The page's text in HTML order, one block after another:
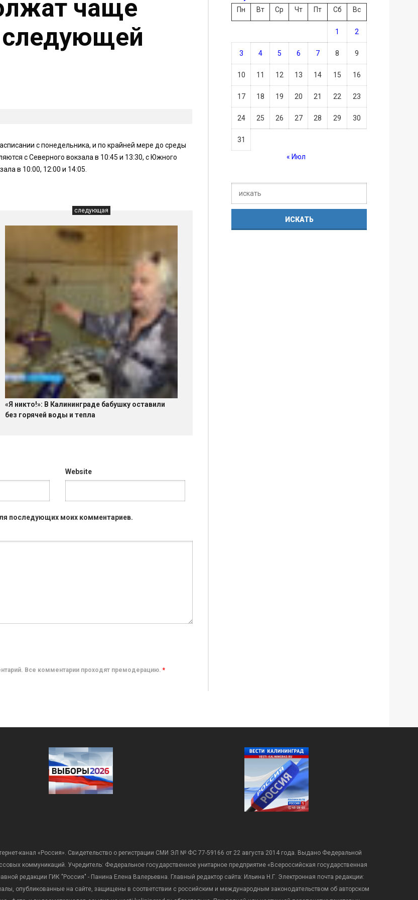
чаще
следующей
с понедельника, и по крайней мере до среды
с Северного вокзала в 10:45 и 13:30, с Южного
в 10:00, 12:00 и 14:05.
следующая
«Я никто!»: В Калининграде бабушку оставили
без горячей воды и тепла
Website
последующих моих комментариев.
Все комментарии проходят премодерацию. *
Пн
Вт Ср Чт Пт Сб Вс
1 2
3 4 5 6 7 8 9
10 11 12 13 14 15 16
17 18 19 20 21 22 23
24 25 26 27 28 29 30
31
« Июл
канал «Россия». Свидетельство о регистрации СМИ ЭЛ № ФС 77-59166 от 22 августа 2014 года. Выдано Федеральной
коммуникаций. Учредитель: Федеральное государственное унитарное предприятие «Всероссийская государственная
редакции ГИК "Россия" - Панина Елена Валерьевна. Главный редактор сайта: Ильина Н.Г. Электронная почта редакции:
опубликованные на сайте, защищены в соответствии с российским и международным законодательством об авторском